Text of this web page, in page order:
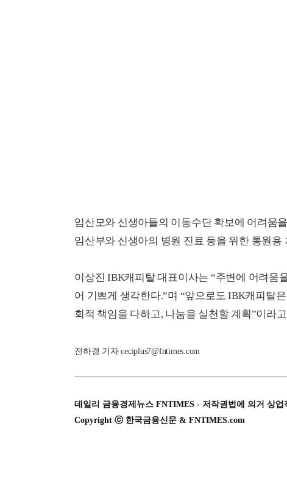
임산모와 신생아들의 이동수단 확보에 어려움
임산부와 신생아의 병원 진료 등을 위한 통원용
이상진 IBK캐피탈 대표이사는 “주변에 어려움
어 기쁘게 생각한다.”며 “앞으로도 IBK캐피탈
회적 책임을 다하고, 나눔을 실천할 계획”이라
전하경 기자 ceciplus7@fntimes.com
데일리 금융경제뉴스 FNTIMES - 저작권법에 의거 상업
Copyright ⓒ 한국금융신문 & FNTIMES.com